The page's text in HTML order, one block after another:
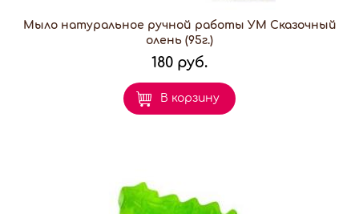
Мыло натуральное ручной работы УМ Сказочный
олень (95г.)
180 руб.
В корзину